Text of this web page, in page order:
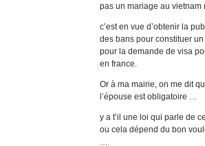
pas un mariage au vietnam
c’est en vue d’obtenir la
des bans pour constituer
pour la demande de visa
en france.
Or à ma mairie, on me dit
l’épouse est obligatoire …
y a t’il une loi qui parle de
ou cela dépend du bon